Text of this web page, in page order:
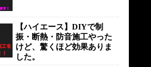
【ハイエース】DIYで制
振・断熱・防音施工やった
けど、驚くほど効果ありま
した。